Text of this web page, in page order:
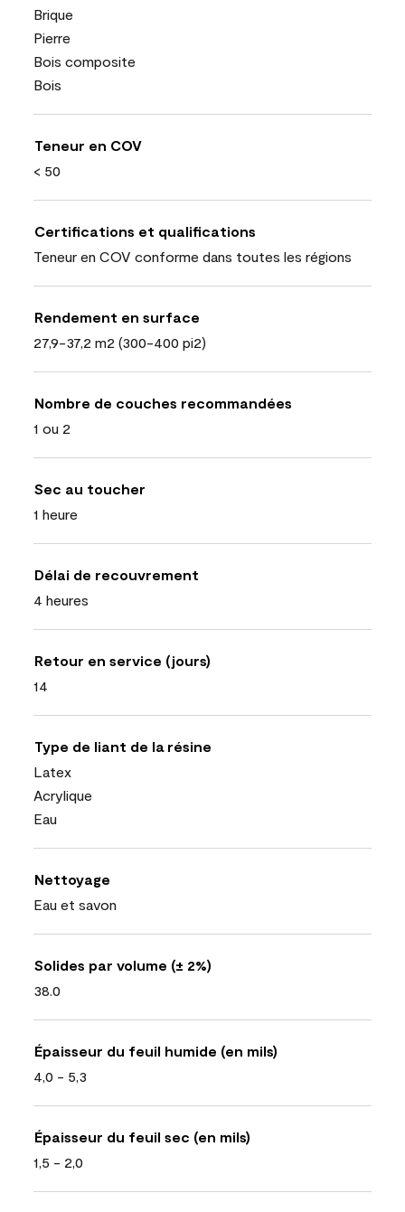
Brique
Pierre
Bois composite
Bois
Teneur en COV
< 50
Certifications et qualifications
Teneur en COV conforme dans toutes les régions
Rendement en surface
27,9-37,2 m2 (300-400 pi2)
Nombre de couches recommandées
1 ou 2
Sec au toucher
1 heure
Délai de recouvrement
4 heures
Retour en service (jours)
14
Type de liant de la résine
Latex
Acrylique
Eau
Nettoyage
Eau et savon
Solides par volume (± 2%)
38.0
Épaisseur du feuil humide (en mils)
4,0 - 5,3
Épaisseur du feuil sec (en mils)
1,5 - 2,0